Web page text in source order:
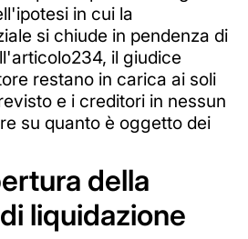
in cui la
si chiude in pendenza di
il giudice
restano in carica ai soli
e i creditori in nessun
su quanto è oggetto dei
della
liquidazione